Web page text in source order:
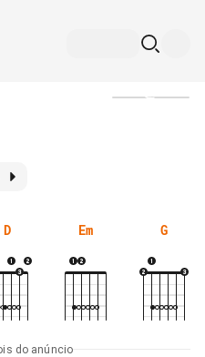
D Em G
do anúncio